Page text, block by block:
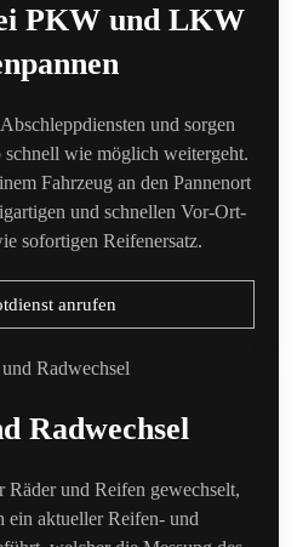
PKW und LKW
und sorgen
schnell wie möglich weitergeht.
Fahrzeug an den Pannenort
und schnellen Vor-Ort-
sofortigen Reifenersatz.
anrufen
Radwechsel
und Reifen gewechselt,
ein aktueller Reifen- und